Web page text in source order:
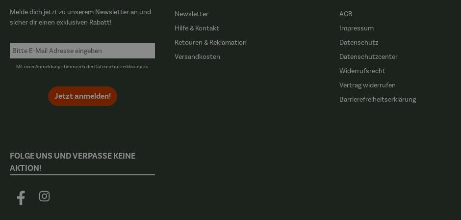
Melde dich jetzt zu unserem Newsletter an und
sicher dir einen exklusiven Rabatt!
Mit einer Anmeldung stimme ich derDatenschutzerklärungzu
Jetzt anmelden!
Newsletter
Hilfe & Kontakt
Retouren & Reklamation
Versandkosten
AGB
Impressum
Datenschutz
Datenschutzcenter
Widerrufsrecht
Vertrag widerrufen
Barrierefreiheitserklärung
FOLGE UNS UND VERPASSE KEINE
AKTION!
Facebook Instagram